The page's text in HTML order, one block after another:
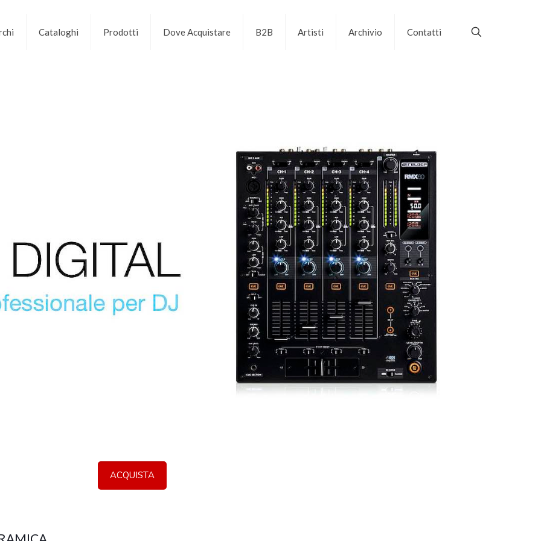
Cataloghi Prodotti Dove Acquistare B2B Artisti Archivio Contatti
ACQUISTA